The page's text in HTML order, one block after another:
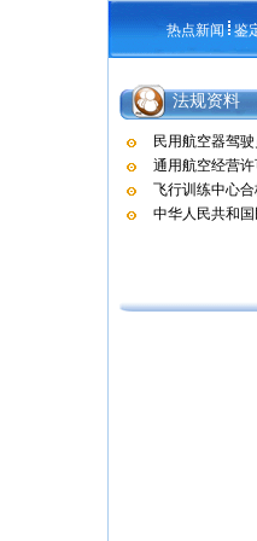
热点新闻 鉴
法规资料
民用航空器驾
通用航空经营
飞行训练中心合
中华人民共和